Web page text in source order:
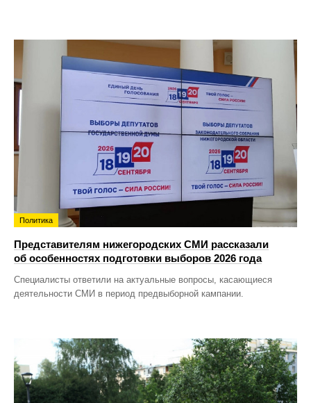
Политика
Представителям нижегородских СМИ рассказали
об особенностях подготовки выборов 2026 года
Специалисты ответили на актуальные вопросы, касающиеся
деятельности СМИ в период предвыборной кампании.